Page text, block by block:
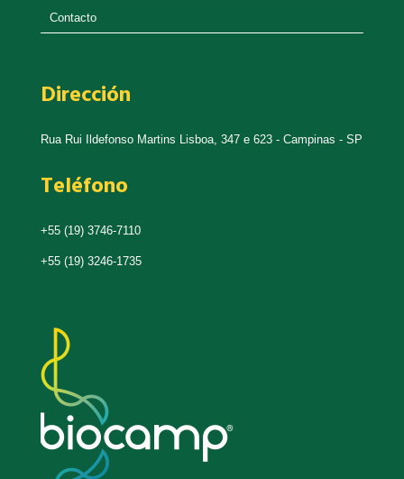
Contacto
Dirección
Rua Rui Ildefonso Martins Lisboa, 347 e 623 - Campinas - SP
Teléfono
+55 (19) 3746-7110
+55 (19) 3246-1735